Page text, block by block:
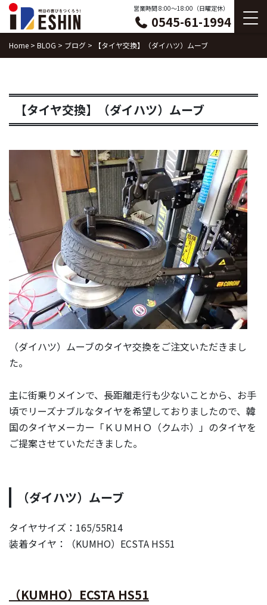
Skip
content
営業時間 8:00〜18:00（日曜定休）
0545-61-1994
Home > BLOG > ブログ > 【タイヤ交換】（ダイハツ）ムーブ
【タイヤ交換】（ダイハツ）ムーブ
（ダイハツ）ムーブのタイヤ交換をご注文いただきまし
た。
主に街乗りメインで、長距離走行も少ないことから、お手
頃でリーズナブルなタイヤを希望しておりましたので、韓
国のタイヤメーカー「ＫＵＭＨＯ（クムホ）」のタイヤを
ご提案させていただきました。
（ダイハツ）ムーブ
タイヤサイズ：165/55R14
装着タイヤ：（KUMHO）ECSTA HS51
（KUMHO）ECSTA HS51